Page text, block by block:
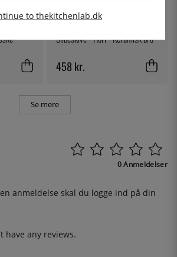
Slibeskive - Horl - Keramisk bro
458 kr.
Se mere
0 Anmeldelser
anmeldelse skal du logge ind på din
have any reviews.
to thekitchenlab.dk